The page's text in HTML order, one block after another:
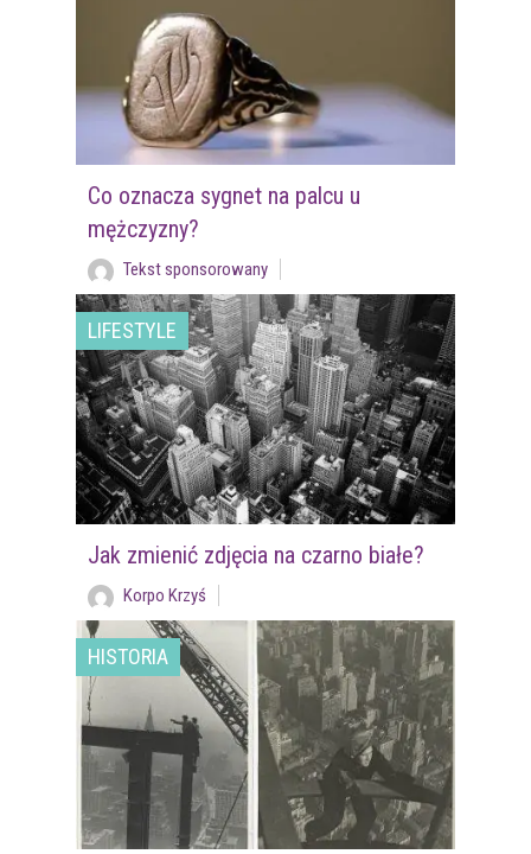
Co oznacza sygnet na palcu u
mężczyzny?
Tekst sponsorowany
LIFESTYLE
Jak zmienić zdjęcia na czarno białe?
Korpo Krzyś
HISTORIA